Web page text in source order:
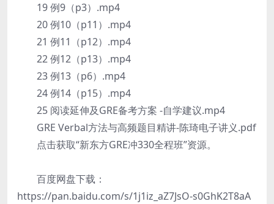
19 例9（p3）.mp4
20 例10（p11）.mp4
21 例11（p12）.mp4
22 例12（p13）.mp4
23 例13（p6）.mp4
24 例14（p15）.mp4
25 阅读延伸及GRE备考方案 -自学建议.mp4
GRE Verbal方法与高频题目精讲-陈琦电子讲义.pdf
点击获取“新东方GRE冲330全程班”资源。
百度网盘下载：
https://pan.baidu.com/s/1j1iz_aZ7JsO-s0GhK2T8aA